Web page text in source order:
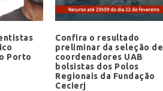
Porto
Confira o resultado
preliminar da seleção de
coordenadores UAB
bolsistas dos Polos
Regionais da Fundação
Cecierj